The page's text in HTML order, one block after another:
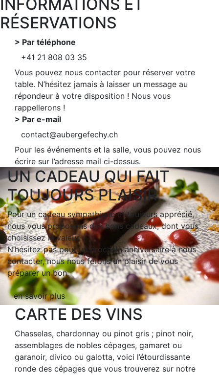
INFORMATIONS ET
RÉSERVATIONS
> Par téléphone
+41 21 808 03 35
Vous pouvez nous contacter pour réserver votre
table. N’hésitez jamais à laisser un message au
répondeur à votre disposition ! Nous vous
rappellerons !
> Par e-mail
contact@aubergefechy.ch
Pour les événements et la salle, vous pouvez nous
écrire sur l’adresse mail ci-dessus.
UN CADEAU QUI FAIT
TOUJOURS PLAISIR
Pour un cadeau sympathique et toujours apprécié,
nous vous proposons des bons cadeaux, dont vous
choisissez la valeur.
N’hésitez pas pour un prochain anniversaire à nous
contacter, nous nous ferons un plaisir de vous
préparer un bon.
en savoir plus
CARTE DES VINS
Chasselas, chardonnay ou pinot gris ; pinot noir,
assemblages de nobles cépages, gamaret ou
garanoir, divico ou galotta, voici l’étourdissante
ronde des cépages que vous trouverez sur notre